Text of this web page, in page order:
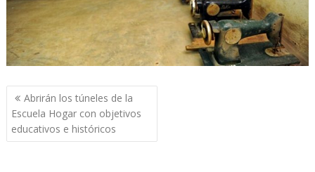
Navegación
de
entradas
Abrirán los túneles de la
Escuela Hogar con objetivos
educativos e históricos